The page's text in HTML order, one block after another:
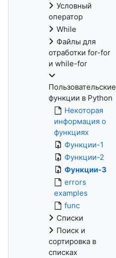
Условный
оператор
While
Файлы для
отработки for-for
и while-for
Пользовательские
функции в Python
Некоторая
информация о
функциях
Функции-1
Функции-2
Функции-3
errors
examples
func
Списки
Поиск и
сортировка в
списках